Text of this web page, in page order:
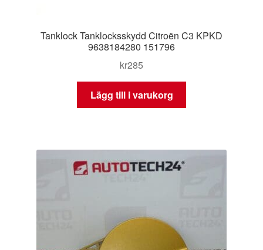
Tanklock Tanklocksskydd Citroën C3 KPKD
9638184280 151796
kr285
Lägg till i varukorg